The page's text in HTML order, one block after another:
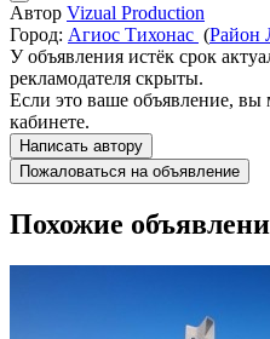
Автор Vizual Production
Город: Агиос Тихонас (Район
У объявления истёк срок
рекламодателя скрыты.
Если это ваше объявление,
кабинете.
Написать автору
Пожаловаться на объявление
Похожие